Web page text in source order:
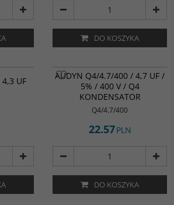
DO KOSZYKA
UF
AUDYN Q4/4.7/400 / 4,7 UF /
5% / 400 V / Q4
KONDENSATOR
Q4/4.7/400
22.57PLN
DO KOSZYKA